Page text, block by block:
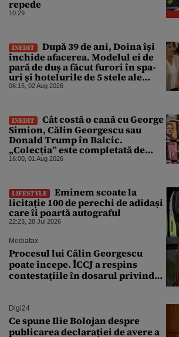
repede
10:29
INEDIT
După 39 de ani, Doina își
închide afacerea. Modelul ei de
pară de duș a făcut furori în spa-
uri și hotelurile de 5 stele ale
lumii. Ce nu a mai mers
06:15, 02 Aug 2026
INEDIT
Cât costă o cană cu George
Simion, Călin Georgescu sau
Donald Trump în Balcic.
„Colecția” este completată de
Nicușor Dan, Ceaușescu și Stalin
16:00, 01 Aug 2026
LIFESTYLE
Eminem scoate la
licitație 100 de perechi de adidași
care îi poartă autograful
22:23, 28 Jul 2026
Mediafax
Procesul lui Călin Georgescu
poate începe. ÎCCJ a respins
contestațiile în dosarul privind
Digi24
Ce spune Ilie Bolojan despre
publicarea declarației de avere a